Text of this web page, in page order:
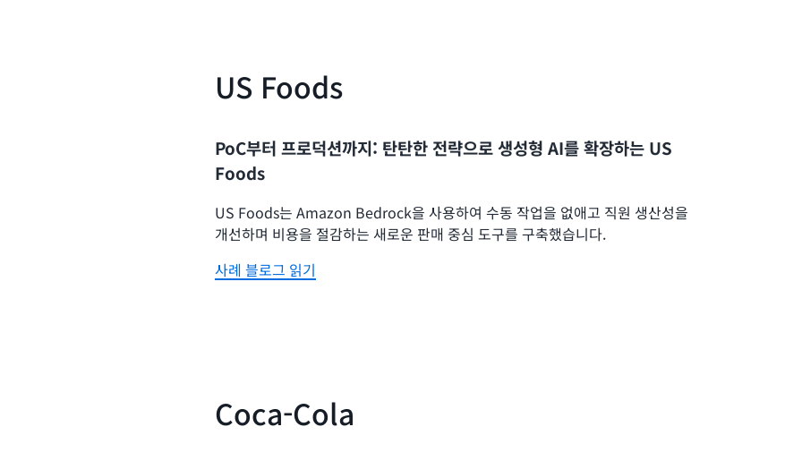
US Foods
PoC부터 프로덕션까지: 탄탄한 전략으로 생성형 AI를 확장하는 US
Foods
US Foods는 Amazon Bedrock을 사용하여 수동 작업을 없애고 직원 생산성을
개선하며 비용을 절감하는 새로운 판매 중심 도구를 구축했습니다.
사례 블로그 읽기
Coca-Cola